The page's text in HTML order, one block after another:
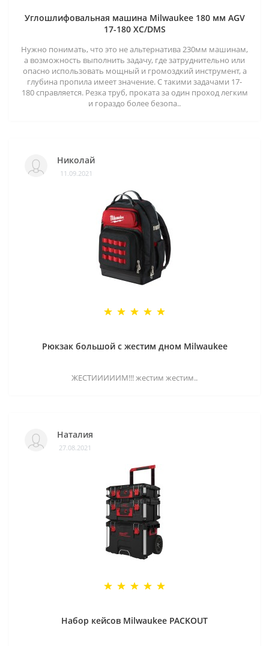
Углошлифовальная машина Milwaukee 180 мм AGV
17-180 XC/DMS
Нужно понимать, что это не альтернатива 230мм машинам,
а возможность выполнить задачу, где затруднительно или
опасно использовать мощный и громоздкий инструмент, а
глубина пропила имеет значение. С такими задачами 17-
180 справляется. Резка труб, проката за один проход легким
и гораздо более безопа..
Николай
11.09.2021
Рюкзак большой с жестим дном Milwaukee
ЖЕСТИИИИИМ!!! жестим жестим..
Наталия
27.08.2021
Набор кейсов Milwaukee PACKOUT